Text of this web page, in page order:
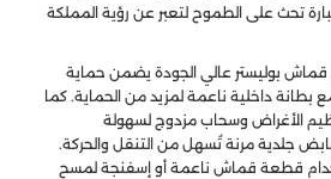
تحث على الطموح لتعبر عن رؤية المملكة
بوليستر عالي الجودة يضمن حماية
بطانة داخلية ناعمة لمزيد من الحماية. كما
الأغراض وسحاب مزدوج لسهولة
جلدية مرنة تُسهل من التنقل والحركة.
قطعة قماش ناعمة أو إسفنجة لمسح